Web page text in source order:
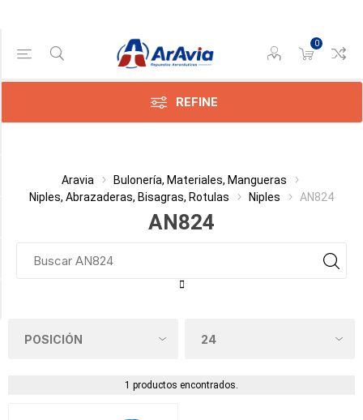
0
REFINE
Aravia
Bulonería, Materiales, Mangueras
Niples, Abrazaderas, Bisagras, Rotulas
Niples AN824
AN824
1 productos encontrados.
Gama de precios
Min:$18.00
Categoría
Diámetro Exterior del Tubo